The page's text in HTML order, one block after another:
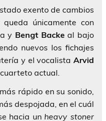
exento de cambios
únicamente con
y Bengt Backe al bajo
nuevos los fichajes
y el vocalistaArvid
actual.
rápido en su sonido,
despojada, en el cuál
hacia un heavy stoner